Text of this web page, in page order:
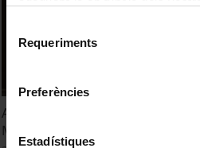
consultar laPolítica de galetes
Requeriments
Preferències
Estadístiques
Acte de Graduació i Jurament
Medicina. Campus Bellvitge.